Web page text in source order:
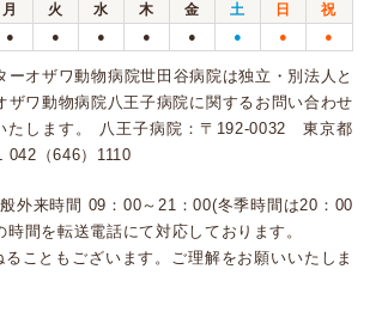
月 火 水 木 金 土 日
祝
● ● ● ● ● ● ● ●
オザワ動物病院世田谷病院は独立・別法人と
ザワ動物病院八王子病院に関するお問い合わせ
たします。 八王子病院：〒192-0032 東京都
042（646）1110
外来時間 09：00～21：00(冬季時間は20：00
間を転送電話にて対応しております。
こともございます。ご理解をお願いいたしま